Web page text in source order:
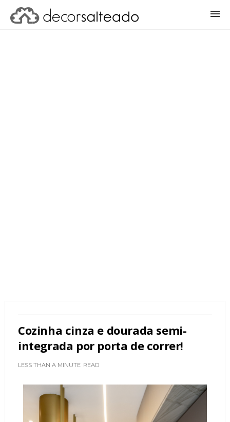
Cozinha cinza e dourada semi-
integrada por porta de correr!
LESS THAN A MINUTE READ